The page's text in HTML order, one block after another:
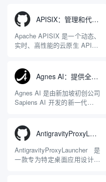
APISIX：管理和代理API及大模型流量的高性能网关
Apache APISIX 是一个动态、
实时、高性能的云原生 API 网
LuaJIT 构建，并在 2019 年作
为顶级开源项目捐赠给
Apache 软件基金会。APISIX
彻底摒...
Agnes AI：提供全模态模型免费API、支持图文视频生成与复杂工程执行的智能体平台
Agnes AI 是由新加坡初创公司
Sapiens AI 开发的新一代多模
限制，提供集文本、图像、视
频生成于一体的“全模态”大模
型能力。平台的核心产品矩阵
包括主打自动化工作流的
AntigravityProxyLauncher：免TUN全局代理使用Antigravity IDE
AntigravityProxyLauncher 是
一款专为特定桌面应用设计的